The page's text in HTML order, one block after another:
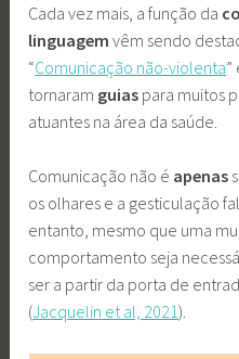
Cada vez mais, a função da
linguagem vêm sendo
“Comunicação não-violenta”
tornaram guias para muitos
atuantes na área da saúde.
Comunicação não é apenas
os olhares e a gesticulação
entanto, mesmo que uma
comportamento seja
ser a partir da porta de
(Jacquelin et al, 2021).